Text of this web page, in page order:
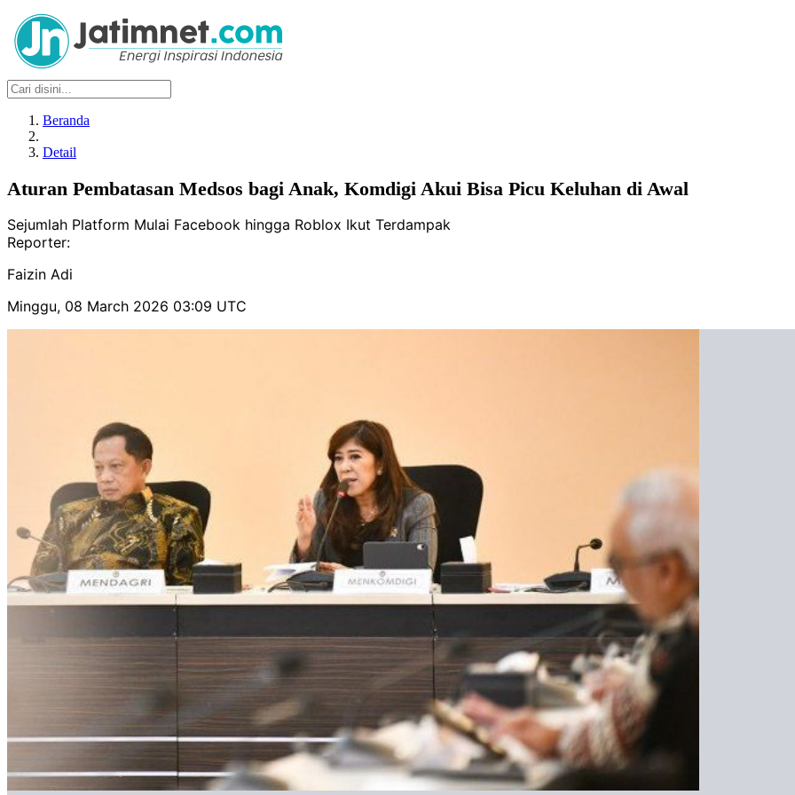
Beranda
Detail
Aturan Pembatasan Medsos bagi Anak, Komdigi Akui Bisa Picu Keluhan di Awal
Sejumlah Platform Mulai Facebook hingga Roblox Ikut Terdampak
Reporter:
Faizin Adi
Minggu, 08 March 2026 03:09 UTC